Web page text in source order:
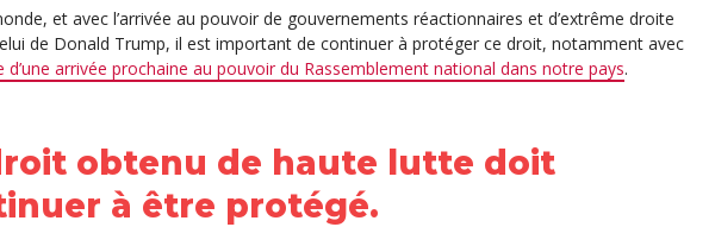
et avec l’arrivée au pouvoir de gouvernements réactionnaires et d’extrême droite
de Donald Trump, il est important de continuer à protéger ce droit, notamment avec
d’une arrivée prochaine au pouvoir du Rassemblement national dans notre pays.
obtenu de haute lutte doit
à être protégé.